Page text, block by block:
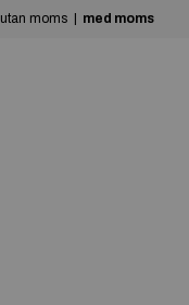
utan moms med moms